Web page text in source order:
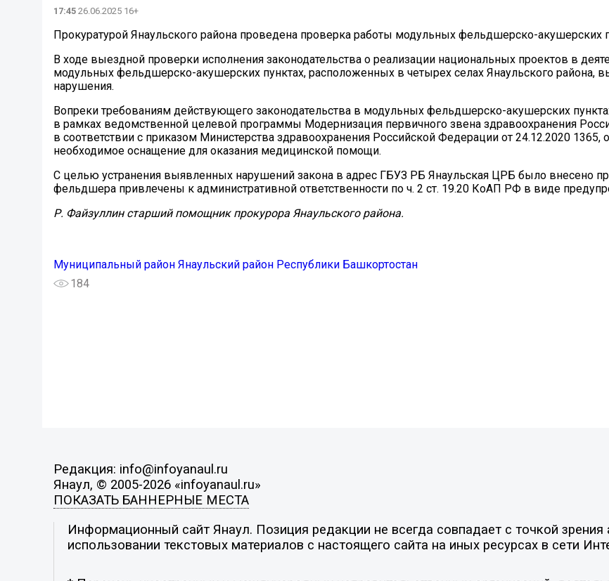
17:45 26.06.2025 16+
Прокуратурой Янаульского района проведена проверка работы модульных фельдшерско-акушерских
В ходе выездной проверки исполнения законодательства о реализации национальных проектов в
модульных фельдшерско-акушерских пунктах, расположенных в четырех селах Янаульского района,
нарушения.
Вопреки требованиям действующего законодательства в модульных фельдшерско-акушерских
в рамках ведомственной целевой программы Модернизация первичного звена здравоохранения
в соответствии с приказом Министерства здравоохранения Российской Федерации от 24.12.2020 1365,
необходимое оснащение для оказания медицинской помощи.
С целью устранения выявленных нарушений закона в адрес ГБУЗ РБ Янаульская ЦРБ было внесено
фельдшера привлечены к административной ответственности по ч. 2 ст. 19.20 КоАП РФ в виде
Р. Файзуллин старший помощник прокурора Янаульского района.
Муниципальный район Янаульский район Республики Башкортостан
184
Редакция: info@infoyanaul.ru
Янаул, © 2005-2026 «infoyanaul.ru»
ПОКАЗАТЬ БАННЕРНЫЕ МЕСТА
Информационный сайт Янаул. Позиция редакции не всегда совпадает с точкой
использовании текстовых материалов с настоящего сайта на иных ресурсах в сети